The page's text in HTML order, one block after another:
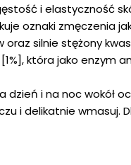
i elastyczność
oznaki zmęczenia
silnie stężony
która jako enzym
dzień i na noc wokół
i delikatnie wmasuj.